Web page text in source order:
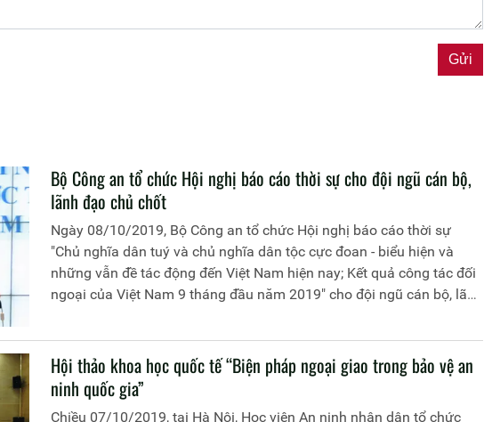
Bộ Công an tổ chức Hội nghị báo cáo thời sự cho đội ngũ cán bộ,
lãnh đạo chủ chốt
Ngày 08/10/2019, Bộ Công an tổ chức Hội nghị báo cáo thời sự
"Chủ nghĩa dân tuý và chủ nghĩa dân tộc cực đoan - biểu hiện và
những vẫn đề tác động đến Việt Nam hiện nay; Kết quả công tác đối
ngoại của Việt Nam 9 tháng đầu năm 2019" cho đội ngũ cán bộ, lãnh
Hội thảo khoa học quốc tế “Biện pháp ngoại giao trong bảo vệ an
ninh quốc gia”
Chiều 07/10/2019, tại Hà Nội, Học viện An ninh nhân dân tổ chức